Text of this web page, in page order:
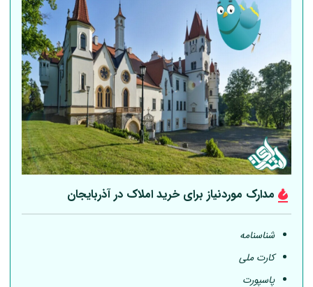
مدارک موردنیاز برای خرید املاک در آذربایجان
شناسنامه
کارت ملی
پاسپورت